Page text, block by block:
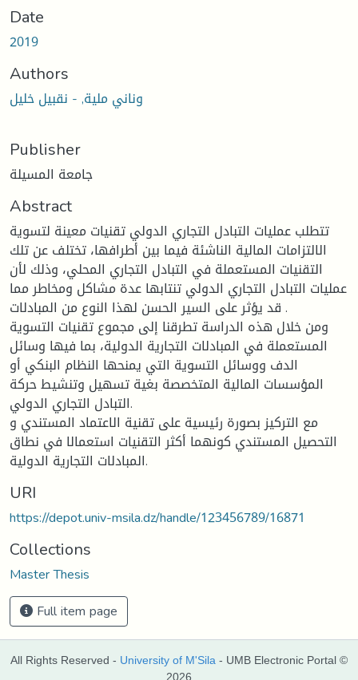
Date
2019
Authors
وناني ملية, - نقبيل خليل
Publisher
جامعة المسيلة
Abstract
تتطلب عمليات التبادل التجاري الدولي تقنيات معينة لتسوية
الالتزامات المالية الناشئة فيما بين أطرافها، تختلف عن تلك
التقنيات المستعملة في التبادل التجاري المحلي، وذلك لأن
عمليات التبادل التجاري الدولي تنتابها عدة مشاكل ومخاطر مما
قد يؤثر على السير الحسن لهذا النوع من المبادلات .
ومن خلال هذه الدراسة تطرقنا إلى مجموع تقنيات التسوية
المستعملة في المبادلات التجارية الدولية، بما فيها وسائل
الدف ووسائل التسوية التي يمنحها النظام البنكي أو
المؤسسات المالية المتخصصة بغية تسهيل وتنشيط حركة
التبادل التجاري الدولي.
مع التركيز بصورة رئيسية على تقنية الاعتماد المستندي و
التحصيل المستندي كونهما أكثر التقنيات استعمالا في نطاق
المبادلات التجارية الدولية.
URI
https://depot.univ-msila.dz/handle/123456789/16871
Collections
Master Thesis
Full item page
All Rights Reserved - University of M'Sila - UMB Electronic Portal ©
2026